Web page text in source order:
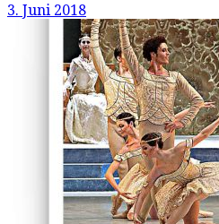
3. Juni 2018